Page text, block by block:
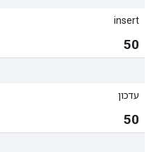
insert
50
עדכון
50